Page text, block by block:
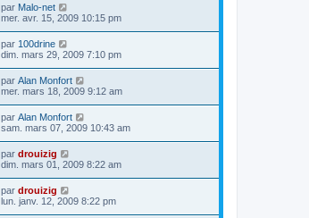
par Malo-net
mer. avr. 15, 2009 10:15 pm
par 100drine
dim. mars 29, 2009 7:10 pm
par Alan Monfort
mer. mars 18, 2009 9:12 am
par Alan Monfort
sam. mars 07, 2009 10:43 am
par drouizig
dim. mars 01, 2009 8:22 am
par drouizig
lun. janv. 12, 2009 8:22 pm